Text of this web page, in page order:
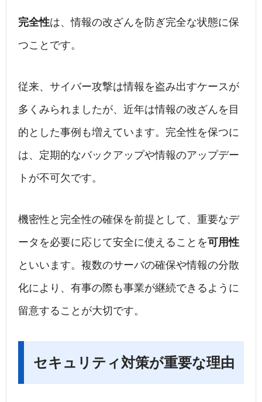
完全性は、情報の改ざんを防ぎ完全な状態に保
つことです。
従来、サイバー攻撃は情報を盗み出すケースが
多くみられましたが、近年は情報の改ざんを目
的とした事例も増えています。完全性を保つに
は、定期的なバックアップや情報のアップデー
トが不可欠です。
機密性と完全性の確保を前提として、重要なデ
ータを必要に応じて安全に使えることを可用性
といいます。複数のサーバの確保や情報の分散
化により、有事の際も事業が継続できるように
留意することが大切です。
セキュリティ対策が重要な理由